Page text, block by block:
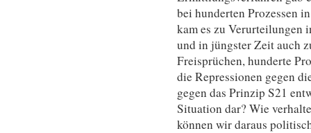
bei hunderten Prozessen
kam es zu Verurteilungen
und in jüngster Zeit auch
Freisprüchen, hunderte
die Repressionen gegen
gegen das Prinzip S21
Situation dar? Wie
können wir daraus